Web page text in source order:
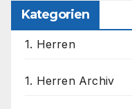
Kategorien
1. Herren
1. Herren Archiv